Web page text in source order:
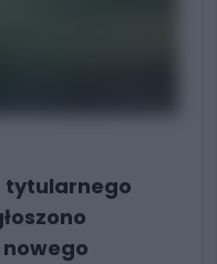
tytularnego